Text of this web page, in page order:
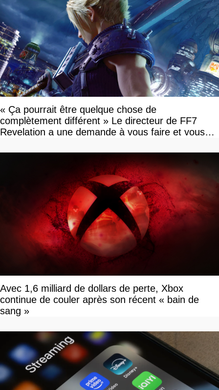
« Ça pourrait être quelque chose de
complètement différent » Le directeur de FF7
Revelation a une demande à vous faire et vous
Avec 1,6 milliard de dollars de perte, Xbox
continue de couler après son récent « bain de
sang »